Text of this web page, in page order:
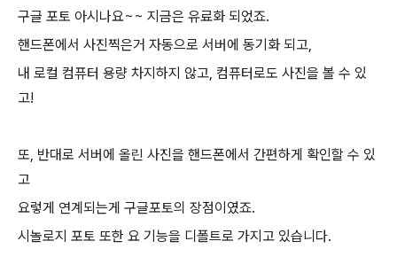
구글 포토 아시나요~~ 지금은 유료화 되었죠.
핸드폰에서 사진찍은거 자동으로 서버에 동기화 되고,
내 로컬 컴퓨터 용량 차지하지 않고, 컴퓨터로도 사진을 볼 수 있
고!
또, 반대로 서버에 올린 사진을 핸드폰에서 간편하게 확인할 수 있
고
요렇게 연계되는게 구글포토의 장점이였죠.
시놀로지 포토 또한 요 기능을 디폴트로 가지고 있습니다.